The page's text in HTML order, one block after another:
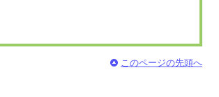
このページの先頭へ